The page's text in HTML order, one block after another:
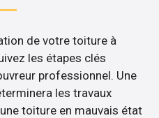
de votre toiture à
les étapes clés
professionnel. Une
les travaux
toiture en mauvais état